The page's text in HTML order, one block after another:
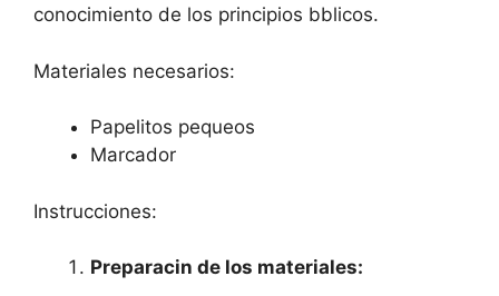
conocimiento de los principios bblicos.
Materiales necesarios:
Papelitos pequeos
Marcador
Instrucciones:
Preparacin de los materiales: